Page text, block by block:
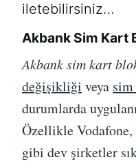
iletebilirsiniz…
Akbank Sim Kart
Akbank sim kart
değişikliği veya
durumlarda
Özellikle
gibi dev şirketler